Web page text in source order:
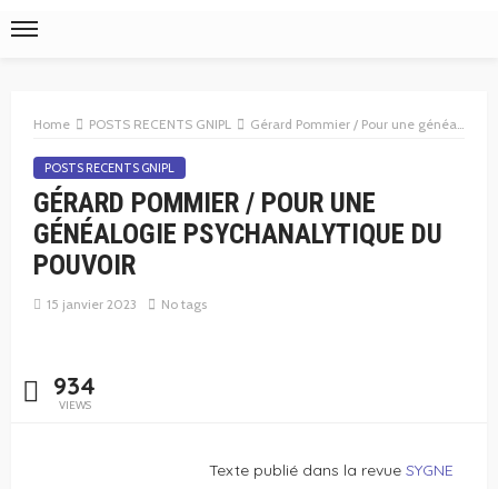
Home POSTS RECENTS GNIPL Gérard Pommier / Pour une généalogie psychanalytique du pouvoir
POSTS RECENTS GNIPL
GÉRARD POMMIER / POUR UNE
GÉNÉALOGIE PSYCHANALYTIQUE DU
POUVOIR
15 janvier 2023 No tags
934
VIEWS
Texte publié dans la revue SYGNE